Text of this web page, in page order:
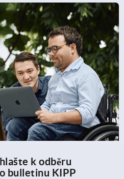
k odběru
bulletinu KIPP